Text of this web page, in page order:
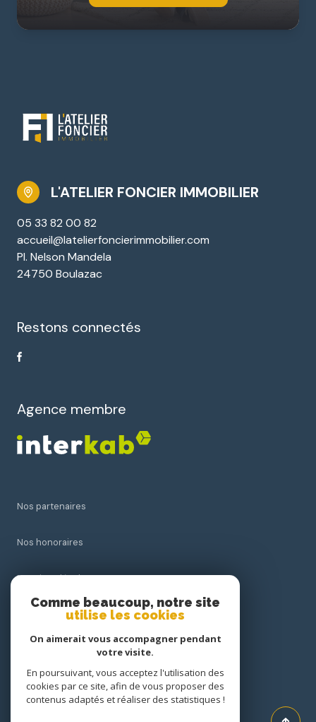
L'ATELIER FONCIER IMMOBILIER
05 33 82 00 82
accueil@latelierfoncierimmobilier.com
Pl. Nelson Mandela
24750 Boulazac
Restons connectés
Agence membre
Nos partenaires
Nos honoraires
Mentions légales
Cookies
Comme beaucoup, notre site
utilise les cookies
On aimerait vous accompagner pendant
votre visite.
En poursuivant, vous acceptez l'utilisation des
cookies par ce site, afin de vous proposer des
contenus adaptés et réaliser des statistiques !